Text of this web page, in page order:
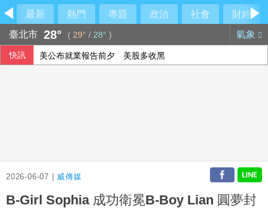
最新 熱門 專題 政治 社會
財經
臺北市 28° ( 29° / 28° ) 氣象
快訊 美公布就業報告前夕 美股多收黑
2026-06-07 | 威傳媒
B-Girl Sophia 成功衛冕B-Boy Lian 圓夢封